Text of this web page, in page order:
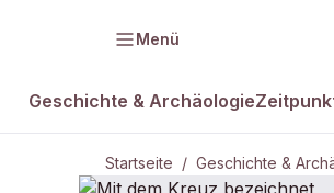
Menü
Geschichte & Archäologie
Startseite / Geschichte &